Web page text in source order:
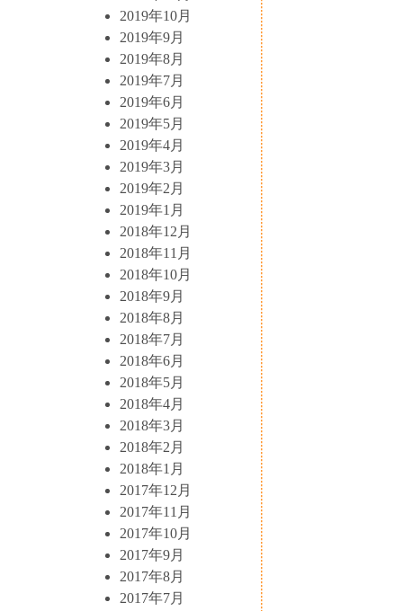
2019年10月
2019年9月
2019年8月
2019年7月
2019年6月
2019年5月
2019年4月
2019年3月
2019年2月
2019年1月
2018年12月
2018年11月
2018年10月
2018年9月
2018年8月
2018年7月
2018年6月
2018年5月
2018年4月
2018年3月
2018年2月
2018年1月
2017年12月
2017年11月
2017年10月
2017年9月
2017年8月
2017年7月